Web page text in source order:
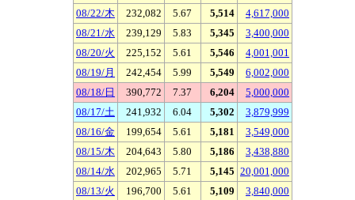
08/22/木
232,082 5.67 5,514
4,617,000
08/21/水
239,129 5.83 5,345
3,400,000
08/20/火
225,152 5.61 5,546
4,001,001
08/19/月
242,454 5.99 5,549
6,002,000
08/18/日
390,772 7.37 6,204
5,000,000
08/17/土
241,932 6.04 5,302
3,879,999
08/16/金
199,654 5.61 5,181
3,549,000
08/15/木
204,643 5.80 5,186
3,438,880
08/14/水
202,965 5.71 5,145 20,001,000
08/13/火
196,700 5.61 5,109
3,840,000